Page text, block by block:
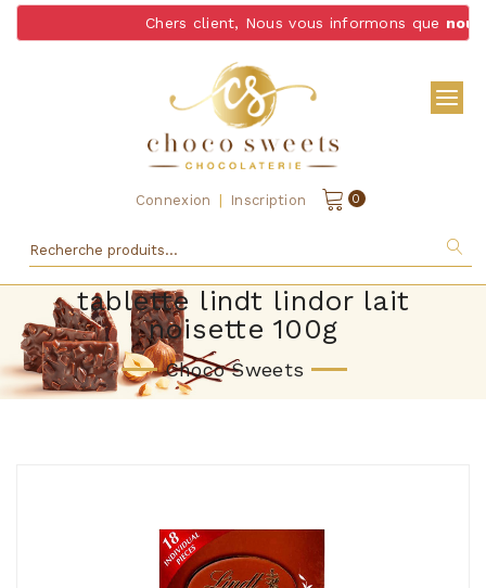
Chers client, Nous vous informons quenous
Connexion | Inscription 0
tablette lindt lindor lait
noisette 100g
Choco Sweets